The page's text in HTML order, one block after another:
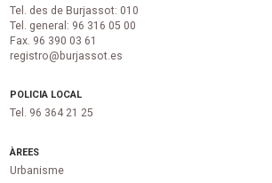
Tel. des de Burjassot: 010
Tel. general: 96 316 05 00
Fax. 96 390 03 61
registro@burjassot.es
POLICIA LOCAL
Tel. 96 364 21 25
ÀREES
Urbanisme